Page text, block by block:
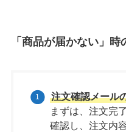
「商品が届かない」時
注文確認メール
まずは、注文完
確認し、注文内